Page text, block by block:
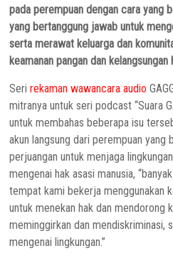
pada perempuan dengan cara yang
yang bertanggung jawab untuk
serta merawat keluarga dan
keamanan pangan dan
Serirekaman wawancara audio
mitranya untuk seri podcast “Suara
untuk membahas beberapa isu
akun langsung dari perempuan yang
perjuangan untuk menjaga
mengenai hak asasi manusia,
tempat kami bekerja menggunakan
untuk menekan hak dan mendorong
meminggirkan dan mendiskriminasi,
mengenai lingkungan.”